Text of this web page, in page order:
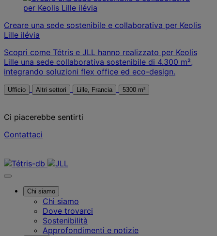
Creare una sede sostenibile e collaborativa per Keolis
Lille ilévia
Scopri come Tétris e JLL hanno realizzato per Keolis
Lille una sede collaborativa sostenibile di 4.300 m²,
integrando soluzioni flex office ed eco-design.
Ufficio Altri settori Lille, Francia 5300 m²
Ci piacerebbe sentirti
Contattaci
Chi siamo
Chi siamo
Dove trovarci
Sostenibilità
Approfondimenti e notizie